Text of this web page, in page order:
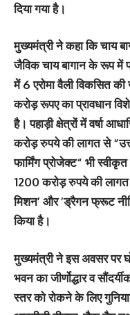
दिया गया है।
मुख्यमंत्री ने कहा कि चाय
जैविक चाय बागान के रूप में
में 6 एरोमा वैली विकसित
करोड़ रूपए का प्रावधान
है। पहाड़ी क्षेत्रों में वर्षा
करोड़ रुपये की लागत से
फार्मिंग प्रोजेक्ट“ भी
1200 करोड़ रुपये की लागत
मिशन’ और ’ड्रैगन फ्रूट
किया है।
मुख्यमंत्री ने इस अवसर पर
भवन का जीर्णोद्धार व
स्तर को रोकने के लिए